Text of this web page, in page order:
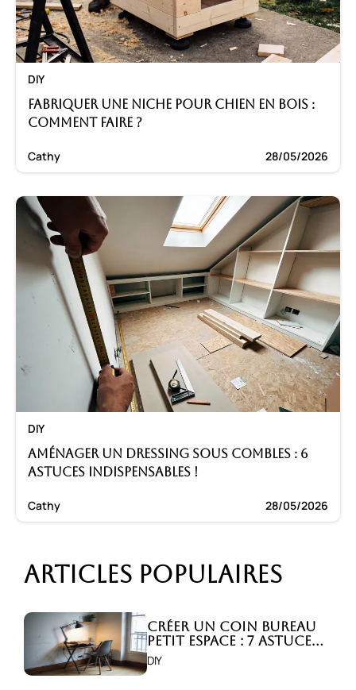
DIY
Fabriquer une niche pour chien en bois :
Comment faire ?
Cathy 28/05/2026
DIY
Aménager un dressing sous combles : 6
astuces indispensables !
Cathy 28/05/2026
Articles populaires
Créer un coin bureau
petit espace : 7 astuces
malignes!
DIY